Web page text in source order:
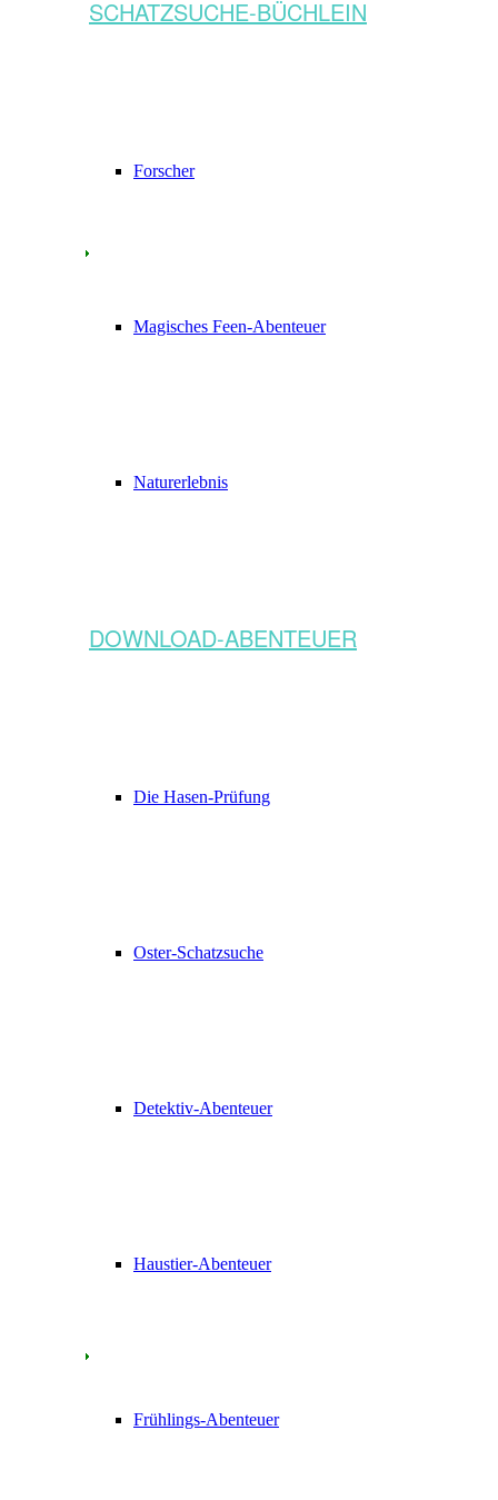
SCHATZSUCHE-BÜCHLEIN
Forscher
Magisches Feen-Abenteuer
Naturerlebnis
DOWNLOAD-ABENTEUER
Die Hasen-Prüfung
Oster-Schatzsuche
Detektiv-Abenteuer
Haustier-Abenteuer
Frühlings-Abenteuer